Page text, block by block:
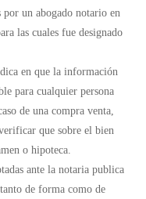
por un abogado notario en
las cuales fue designado
en que la información
para cualquier persona
de una compra venta,
que sobre el bien
o hipoteca.
ante la notaria publica
de forma como de